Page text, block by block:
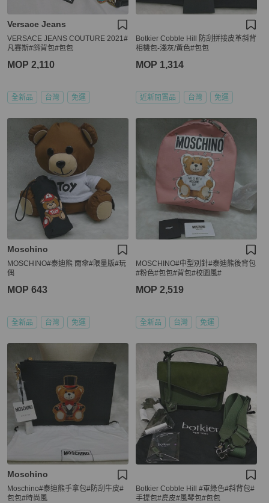
Versace Jeans
VERSACE JEANS COUTURE 2021#
凡賽斯#斜背包#包包
MOP 2,110
全新品 台灣 免運
Botkier Cobble Hill 防刮拼接皮革斜背
相機包-淺灰/黃色#包包
MOP 1,314
近新閒置品 台灣 免運
Moschino
MOSCHINO#泰迪熊 雨傘#限量版#玩
偶
MOP 643
全新品 台灣 免運
MOSCHINO#中型別針#泰迪熊後背包
#粉色#包包#背包#校園風#
MOP 2,519
全新品 台灣 免運
Moschino
Moschino#泰迪熊手拿包#防刮牛皮#
包包#時尚風
Botkier Cobble Hill #軍綠色#斜背包#
手提包#麂皮#風琴包#包包